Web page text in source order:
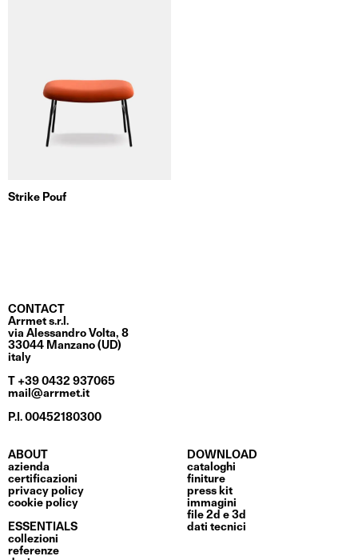
Strike Pouf
CONTACT
Arrmet s.r.l.
via Alessandro Volta, 8
33044 Manzano (UD)
italy
T +39 0432 937065
mail@arrmet.it
P.I. 00452180300
ABOUT
azienda
certificazioni
privacy policy
cookie policy
ESSENTIALS
collezioni
referenze
DOWNLOAD
cataloghi
finiture
press kit
immagini
file 2d e 3d
dati tecnici